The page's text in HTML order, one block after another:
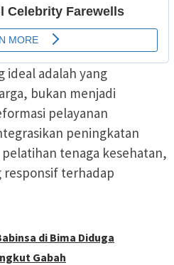
ideal adalah yang
bukan menjadi
pelayanan
peningkatan
tenaga kesehatan,
responsif terhadap
di Bima Diduga
Gabah